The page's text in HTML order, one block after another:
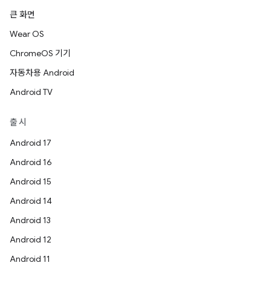
큰 화면
Wear OS
ChromeOS 기기
자동차용 Android
Android TV
출시
Android 17
Android 16
Android 15
Android 14
Android 13
Android 12
Android 11